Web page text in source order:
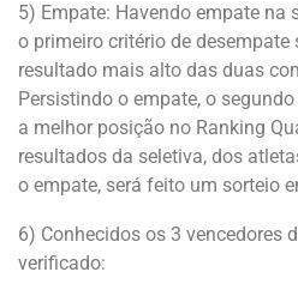
5) Empate: Havendo empate na
o primeiro critério de desempate
resultado mais alto das duas
Persistindo o empate, o
a melhor posição no Ranking
resultados da seletiva, dos
o empate, será feito um sorteio
6) Conhecidos os 3 vencedores
verificado: